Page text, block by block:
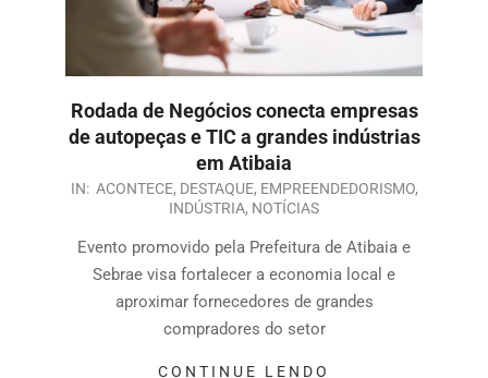
Rodada de Negócios conecta empresas
de autopeças e TIC a grandes indústrias
em Atibaia
IN: ACONTECE, DESTAQUE, EMPREENDEDORISMO,
INDÚSTRIA, NOTÍCIAS
Evento promovido pela Prefeitura de Atibaia e
Sebrae visa fortalecer a economia local e
aproximar fornecedores de grandes
compradores do setor
CONTINUE LENDO